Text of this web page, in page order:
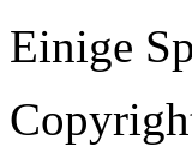
Einige